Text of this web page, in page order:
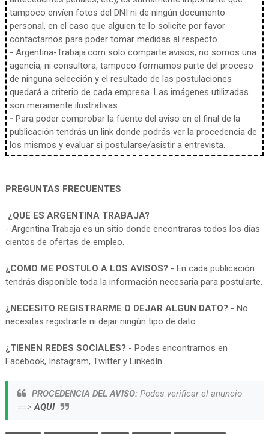
tampoco envíen fotos del DNI ni de ningún documento
personal, en el caso que alguien te lo solicite por favor
contactarnos para poder tomar medidas al respecto.
- Argentina-Trabaja.com solo comparte avisos, no somos una
agencia, ni consultora, tampoco formamos parte del proceso
de ninguna selección y el resultado de las postulaciones
quedará a criterio de cada empresa. Las imágenes utilizadas
son meramente ilustrativas.
- Para poder comprobar la fuente del aviso en el final de la
publicación tendrás un link donde podrás ver la procedencia de
los mismos y evaluar si postularse/asistir a entrevista.
PREGUNTAS FRECUENTES
¿QUE ES ARGENTINA TRABAJA?
- Argentina Trabaja es un sitio donde encontraras todos los días
cientos de ofertas de empleo.
¿COMO ME POSTULO A LOS AVISOS? - En cada publicación
tendrás disponible toda la información necesaria para postularte.
¿NECESITO REGISTRARME O DEJAR ALGUN DATO? - No
necesitas registrarte ni dejar ningún tipo de dato.
¿TIENEN REDES SOCIALES? - Podes encontrarnos en
Facebook, Instagram, Twitter y LinkedIn
PROCEDENCIA DEL AVISO:Podes verificar el anuncio
==>AQUI